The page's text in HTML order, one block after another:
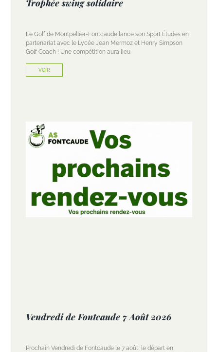
Trophée swing solidaire
Le Golf de Montpellier-Fontcaude lance son Sport Études en
partenariat avec le Lycée Jean Mermoz et Henry Simpson
Golf Coach ! Une compétition aura lieu
VOIR
Vendredi de Fontcaude 7 Août 2026
Prochain Vendredi de Fontcaude le 7 août, le départ en